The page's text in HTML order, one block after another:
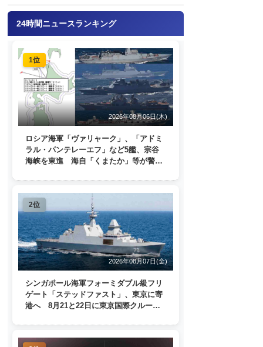
24時間ニュースランキング
1位
2026年08月06日(木)
ロシア海軍「ヴァリャーク」、「アドミ
ラル・パンテレーエフ」など5艦、宗谷
海峡を東進 海自「くまたか」等が警戒
2位
2026年08月07日(金)
シンガポール海軍フォーミダブル級フリ
ゲート「ステッドファスト」、東京に寄
港へ 8月21と22日に東京国際クルーズ